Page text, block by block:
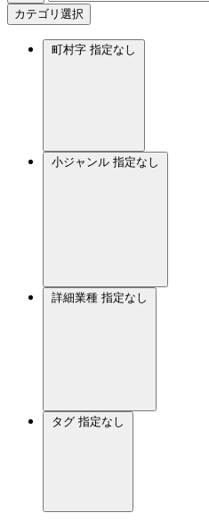
カテゴリ選択
町村字 指定なし
小ジャンル 指定なし
詳細業種 指定なし
タグ 指定なし